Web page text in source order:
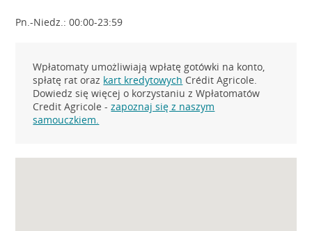
Pn.-Niedz.: 00:00-23:59
Wpłatomaty umożliwiają wpłatę gotówki na konto,
spłatę rat oraz kart kredytowych Crédit Agricole.
Dowiedz się więcej o korzystaniu z Wpłatomatów
Credit Agricole -zapoznaj się z naszym
samouczkiem.